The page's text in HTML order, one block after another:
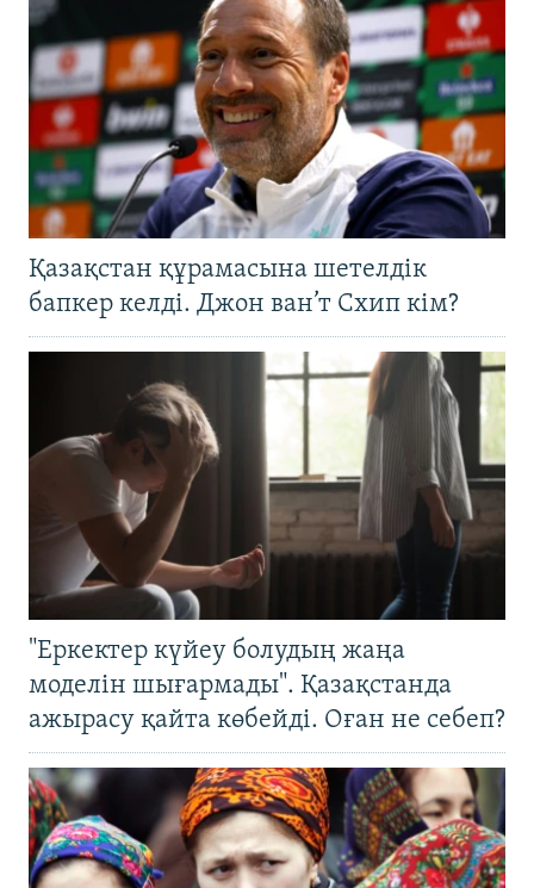
Қазақстан құрамасына шетелдік
бапкер келді. Джон ван’т Схип кім?
"Еркектер күйеу болудың жаңа
моделін шығармады". Қазақстанда
ажырасу қайта көбейді. Оған не себеп?